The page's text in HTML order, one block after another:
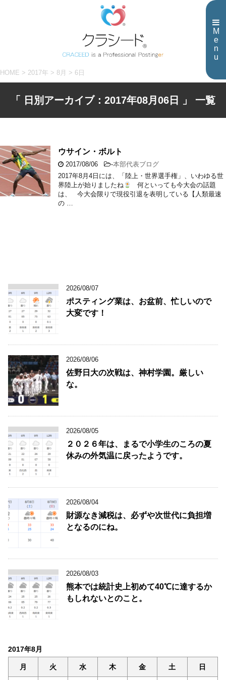
M
e
n
u
HOME > 2017年 > 8月 > 6日
「 日別アーカイブ：2017年08月06日 」 一覧
ウサイン・ボルト
2017/08/06 -本部代表ブログ
2017年8月4日には、「陸上・世界選手権」、いわゆる世
界陸上が始りましたね
何といっても今大会の話題
は、 今大会限りで現役引退を表明している【人類最速
の …
2026/08/07
ポスティング業は、お盆前、忙しいので
大変です！
2026/08/06
佐野日大の次戦は、神村学園。厳しい
な。
2026/08/05
２０２６年は、まるで小学生のころの夏
休みの外気温に戻ったようです。
2026/08/04
財源なき減税は、必ずや次世代に負担増
となるのにね。
2026/08/03
熊本では統計史上初めて40℃に達するか
もしれないとのこと。
2017年8月
月 火 水 木 金 土 日